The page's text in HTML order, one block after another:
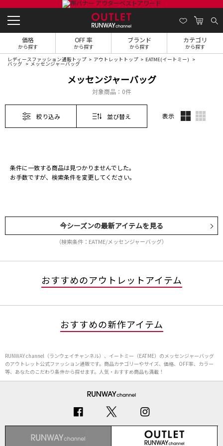
価格
から探す
OFF 率
から探す
ブランド
から探す
カテゴリ
から探す
レディースファッション通販トップ アウトレットトップ EATME(イートミー)
バッグ メッセンジャーバッグ
メッセンジャーバッグ
対象商品： 0件
絞り込み 並び替え 表示
条件に一致する商品は見つかりませんでした。
お手数ですが、検索条件を変更してください。
今シーズンの最新アイテムを見る
（検索条件：EATME/メッセンジャーバッグ）
おすすめのアウトレットアイテム
おすすめの新作アイテム
RUNWAY channel（ランウェイチャンネル）、イートミー（EATME）のメッセンジャーバッグ
のアウトレット公式ファッション通販です。商品カテゴリーやサイズ、価格、OFF率、カラー
等、あなたのこだわり条件から探せます。人気・おすすめ商品も満載！